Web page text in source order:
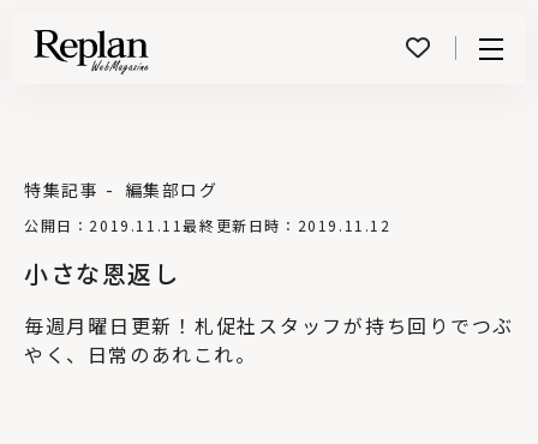
小さな恩返し
公開日：2019.11.11最終更新日時：2019.11.12
特集記事 編集部ログ
毎週月曜日更新！札促社スタッフが持ち回りでつぶ
やく、日常のあれこれ。